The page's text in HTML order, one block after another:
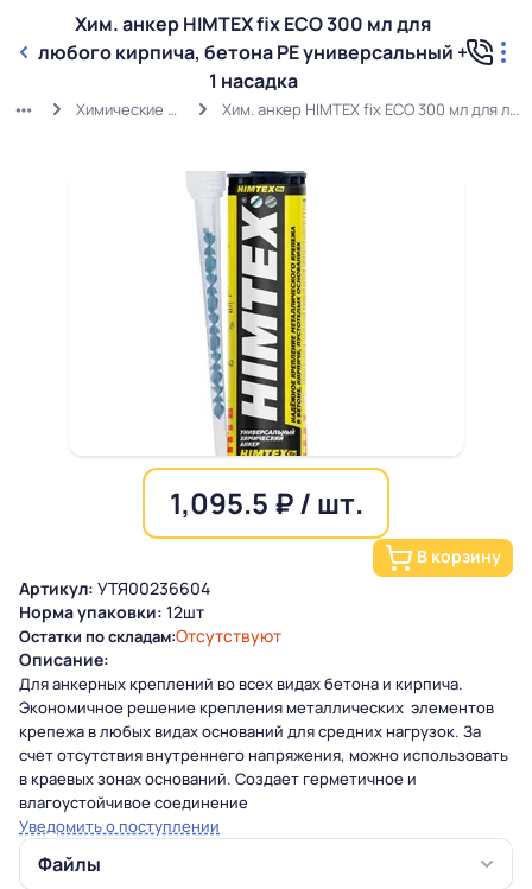
Хим. анкер HIMTEX fix ECO 300 мл для
любого кирпича, бетона РЕ универсальный +
1 насадка
Химические анкера и аксессуары Хим. анкер HIMTEX fix ECO 300 мл для любого кирпича, бетона РЕ универсальный + 1 насадка
1,095.5 ₽ / шт.
В корзину
Артикул: УТЯ00236604
Норма упаковки: 12шт
Остатки по складам:Отсутствуют
Описание:
Для анкерных креплений во всех видах бетона и кирпича.
Экономичное решение крепления металлических элементов
крепежа в любых видах оснований для средних нагрузок. За
счет отсутствия внутреннего напряжения, можно использовать
в краевых зонах оснований. Создает герметичное и
влагоустойчивое соединение
Уведомить о поступлении
Файлы